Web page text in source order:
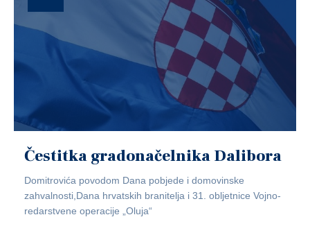
Čestitka gradonačelnika Dalibora
Domitrovića povodom Dana pobjede i domovinske
zahvalnosti,Dana hrvatskih branitelja i 31. obljetnice Vojno-
redarstvene operacije „Oluja“